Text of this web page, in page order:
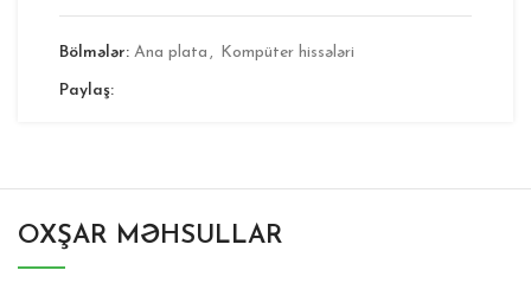
Bölmələr: Ana plata , Kompüter hissələri
Paylaş:
OXŞAR MƏHSULLAR